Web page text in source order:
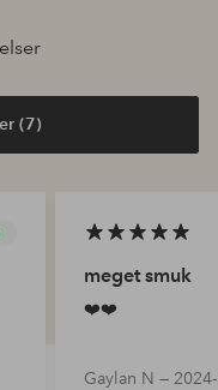
(7)
meget smuk
❤️❤️
Gaylan N —